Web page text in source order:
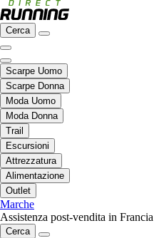
Cerca
Scarpe Uomo
Scarpe Donna
Moda Uomo
Moda Donna
Trail
Escursioni
Attrezzatura
Alimentazione
Outlet
Marche
Assistenza post-vendita in Francia
Cerca